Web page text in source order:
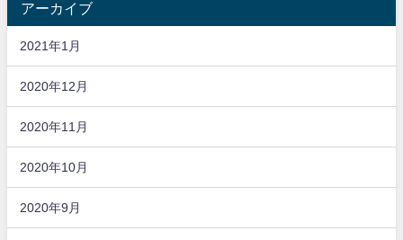
アーカイブ
2021年1月
2020年12月
2020年11月
2020年10月
2020年9月